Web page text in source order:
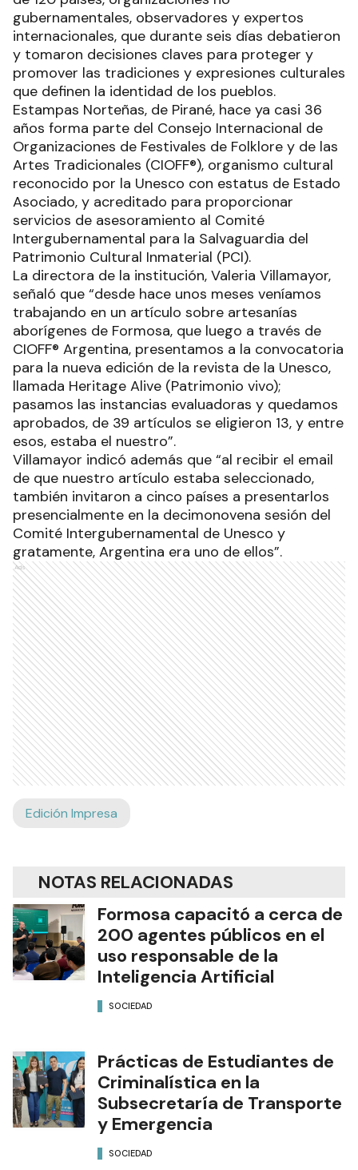
gubernamentales, observadores y expertos
internacionales, que durante seis días debatieron
y tomaron decisiones claves para proteger y
promover las tradiciones y expresiones culturales
que definen la identidad de los pueblos.
Estampas Norteñas, de Pirané, hace ya casi 36
años forma parte del Consejo Internacional de
Organizaciones de Festivales de Folklore y de las
Artes Tradicionales (CIOFF®), organismo cultural
reconocido por la Unesco con estatus de Estado
Asociado, y acreditado para proporcionar
servicios de asesoramiento al Comité
Intergubernamental para la Salvaguardia del
Patrimonio Cultural Inmaterial (PCI).
La directora de la institución, Valeria Villamayor,
señaló que “desde hace unos meses veníamos
trabajando en un artículo sobre artesanías
aborígenes de Formosa, que luego a través de
CIOFF® Argentina, presentamos a la convocatoria
para la nueva edición de la revista de la Unesco,
llamada Heritage Alive (Patrimonio vivo);
pasamos las instancias evaluadoras y quedamos
aprobados, de 39 artículos se eligieron 13, y entre
esos, estaba el nuestro”.
Villamayor indicó además que “al recibir el email
de que nuestro artículo estaba seleccionado,
también invitaron a cinco países a presentarlos
presencialmente en la decimonovena sesión del
Comité Intergubernamental de Unesco y
gratamente, Argentina era uno de ellos”.
Ads
Edición Impresa
NOTAS RELACIONADAS
Formosa capacitó a cerca de
200 agentes públicos en el
uso responsable de la
Inteligencia Artificial
SOCIEDAD
Prácticas de Estudiantes de
Criminalística en la
Subsecretaría de Transporte
y Emergencia
SOCIEDAD